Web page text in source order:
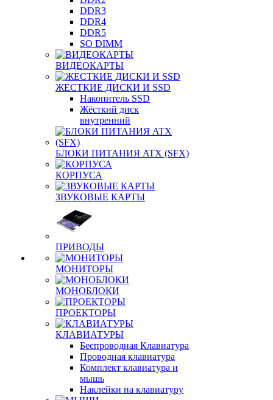
DDR3
DDR4
DDR5
SO DIMM
ВИДЕОКАРТЫ
ЖЕСТКИЕ ДИСКИ И SSD
Накопитель SSD
Жёсткий диск
внутренний
БЛОКИ ПИТАНИЯ ATX (SFX)
КОРПУСА
ЗВУКОВЫЕ КАРТЫ
ПРИВОДЫ
МОНИТОРЫ
МОНОБЛОКИ
ПРОЕКТОРЫ
КЛАВИАТУРЫ
Беспроводная Клавиатура
Проводная клавиатура
Комплект клавиатура и
мышь
Наклейки на клавиатуру